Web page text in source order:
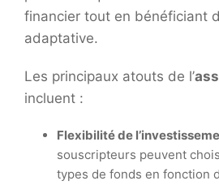
financier tout en bénéficiant
adaptative.
Les principaux atouts de l’
incluent :
Flexibilité de
souscripteurs peuvent
types de fonds en fonction